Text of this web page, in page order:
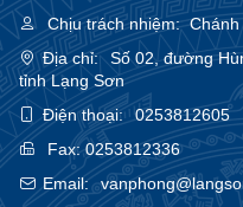
Chịu trách nhiệm:Chánh
Địa chỉ:
Số 02, đường
tỉnh Lạng Sơn
Điện thoại:
0253812605
Fax:0253812336
Email: